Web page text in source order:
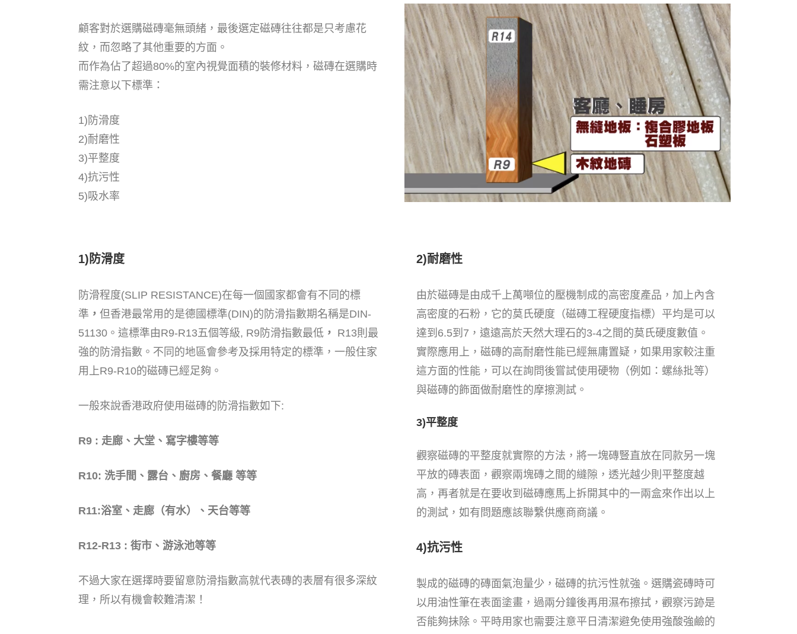
顧客對於選購磁磚毫無頭緒，最後選定磁磚往往都是只考慮花
紋，而忽略了其他重要的方面。
而作為佔了超過80%的室內視覺面積的裝修材料，磁磚在選購時
需注意以下標準：
1)防滑度
2)耐磨性
3)平整度
4)抗污性
5)吸水率
1)防滑度
防滑程度(SLIP RESISTANCE)在每一個國家都會有不同的標
準 ， 但香港最常用的是德國標準(DIN)的防滑指數期名稱是DIN-
51130。這標準由R9-R13五個等級, R9防滑指數最低 ， R13則最
強的防滑指數。不同的地區會參考及採用特定的標準，一般住家
用上R9-R10的磁磚已經足夠。
一般來說香港政府使用磁磚的防滑指數如下:
R9 : 走廊、大堂、寫字樓等等
R10: 洗手間、露台、廚房、餐廳 等等
R11:浴室、走廊（有水）、天台等等
R12-R13 : 街市、游泳池等等
不過大家在選擇時要留意防滑指數高就代表磚的表層有很多深紋
理，所以有機會較難清潔！
2)耐磨性
由於磁磚是由成千上萬噸位的壓機制成的高密度產品，加上內含
高密度的石粉，它的莫氏硬度（磁磚工程硬度指標）平均是可以
達到6.5到7，遠遠高於天然大理石的3-4之間的莫氏硬度數值。
實際應用上，磁磚的高耐磨性能已經無庸置疑，如果用家較注重
這方面的性能，可以在詢問後嘗試使用硬物（例如：螺絲批等）
與磁磚的飾面做耐磨性的摩擦測試。
3)平整度
觀察磁磚的平整度就實際的方法，將一塊磚豎直放在同款另一塊
平放的磚表面，觀察兩塊磚之間的縫隙，透光越少則平整度越
高，再者就是在要收到磁磚應馬上拆開其中的一兩盒來作出以上
的測試，如有問題應該聯繫供應商商議。
4)抗污性
製成的磁磚的磚面氣泡量少，磁磚的抗污性就強。選購瓷磚時可
以用油性筆在表面塗畫，過兩分鐘後再用濕布擦拭，觀察污跡是
否能夠抺除。平時用家也需要注意平日清潔避免使用強酸強鹼的